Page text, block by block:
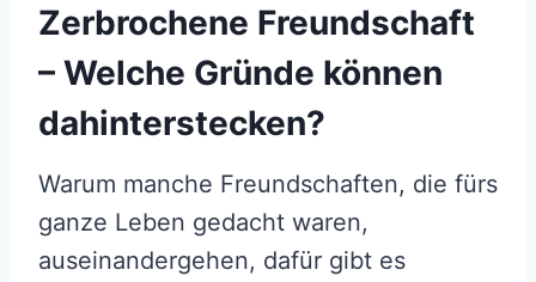
Zerbrochene Freundschaft
– Welche Gründe können
dahinterstecken?
Warum manche Freundschaften, die fürs
ganze Leben gedacht waren,
auseinandergehen, dafür gibt es